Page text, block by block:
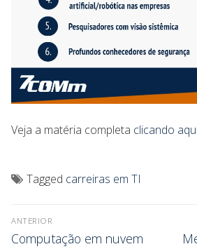
Veja a matéria completa clicando
Tagged carreiras em TI
ANTERIOR
Computação em nuvem